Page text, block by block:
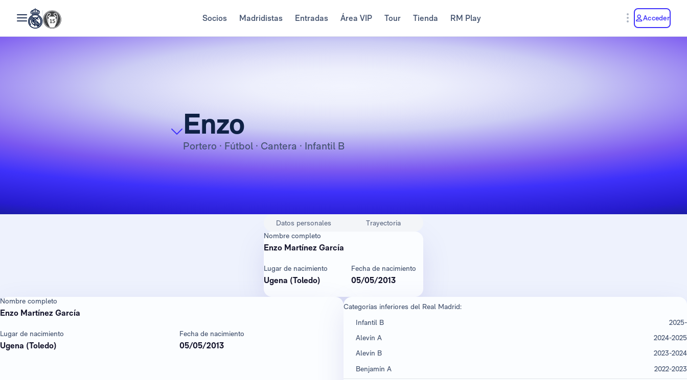
Socios Madridistas Entradas Área VIP Tour Tienda RM Play Acceder
Enzo
Portero · Fútbol · Cantera · Infantil B
Datos personales
Trayectoria
Nombre completo
Enzo Martínez García
Lugar de nacimiento
Ugena (Toledo)
Fecha de nacimiento
05/05/2013
Nombre completo
Enzo Martínez García
Lugar de nacimiento
Ugena (Toledo)
Fecha de nacimiento
05/05/2013
Categorías inferiores del Real Madrid:
Infantil B
2025-
Alevín A
2024-2025
Alevín B
2023-2024
Benjamín A ​
2022-2023